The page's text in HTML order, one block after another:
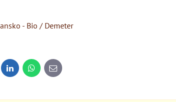
- Bio / Demeter
LinkedInWhatsApp
E-
mail